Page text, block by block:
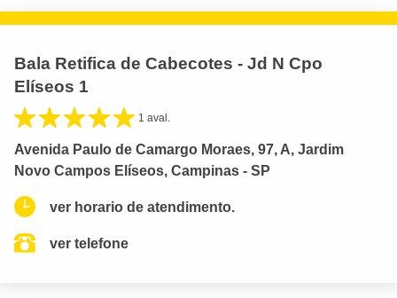
Bala Retifica de Cabecotes - Jd N Cpo
Elíseos 1
1 aval.
Avenida Paulo de Camargo Moraes, 97, A, Jardim
Novo Campos Elíseos, Campinas - SP
ver horario de atendimento.
ver telefone